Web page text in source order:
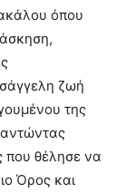
όπου
ζωή
της
που θέλησε να
Όρος και